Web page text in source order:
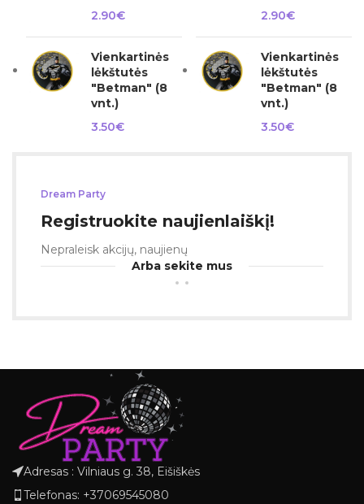
2.90€
Vienkartinės
lėkštutės
"Betman" (8
vnt.)
3.50€
2.90€
Vienkartinės
lėkštutės
"Betman" (8
vnt.)
3.50€
Dream Party
Registruokite naujienlaiškį!
Nepraleisk akcijų, naujienų
Arba sekite mus
Adresas : Vilniaus g. 38, Eišiškės
Telefonas: +37069545080